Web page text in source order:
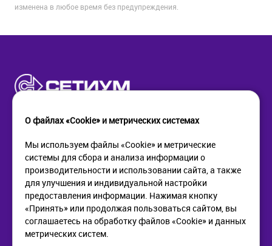
изменена в любое время без предупреждения.
КОМПАНИЯ
О компании
Новости
Контакты
ПОМОЩЬ
Как купить
Доставка
Возврат
ИНФОРМАЦИЯ
О файлах «Cookie» и метрических системах
Мы используем файлы «Cookie» и метрические
системы для сбора и анализа информации о
производительности и использовании сайта, а также
для улучшения и индивидуальной настройки
предоставления информации. Нажимая кнопку
«Принять» или продолжая пользоваться сайтом, вы
соглашаетесь на обработку файлов «Cookie» и данных
метрических систем.